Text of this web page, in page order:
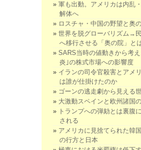
軍も出動。アメリカは内乱
解体へ
ロスチャ・中国の野望と奥
世界を脱グローバリズム→
へ移行させる「奥の院」と
SARS当時の値動きから考
炎｣の株式市場への影響度
イランの司令官殺害とアメ
は誰が仕掛けたのか
ゴーンの逃走劇から見える
大激動スペインと欧州諸国
トランプへの弾劾とは裏腹
される
アメリカに見捨てられた韓
の行方と日本